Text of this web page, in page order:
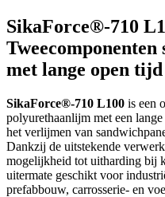
SikaForce®-710
met lange open tijd
SikaForce®-710 L100 is een
polyurethaanlijm met een
het verlijmen van
Dankzij de uitstekende
mogelijkheid tot uitharding bij
uitermate geschikt voor
prefabbouw, carrosserie- en